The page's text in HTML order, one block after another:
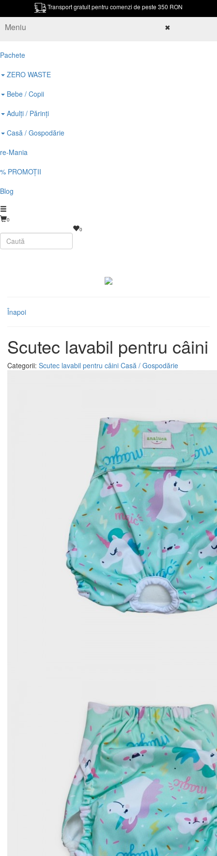
Transport gratuit pentru comenzi de peste 350 RON
Meniu ✖
Pachete
ZERO WASTE
Bebe / Copii
Adulți / Părinți
Casă / Gospodărie
re-Mania
% PROMOȚII
Blog
0
0
Înapoi
Scutec lavabil pentru câini
Categorii: Scutec lavabil pentru câini Casă / Gospodărie